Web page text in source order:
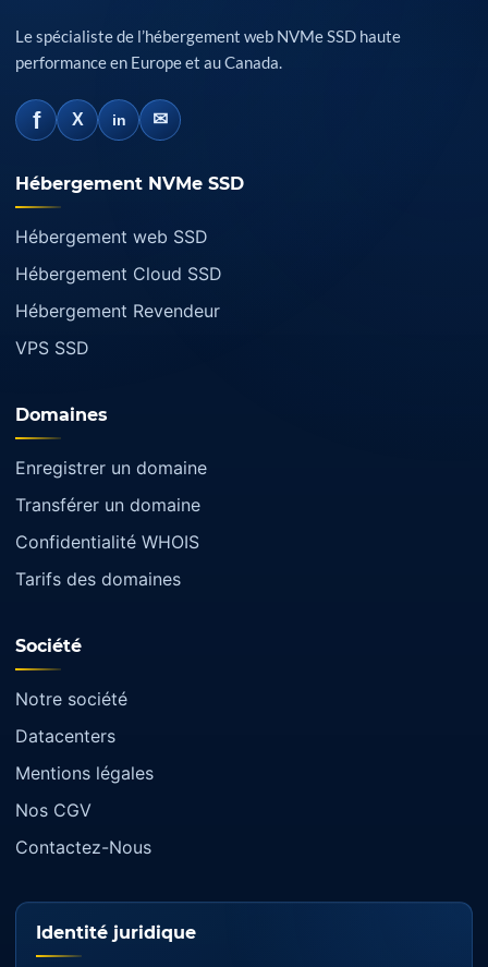
Le spécialiste de l’hébergement web NVMe SSD haute
performance en Europe et au Canada.
f X in ✉
Hébergement NVMe SSD
Hébergement web SSD
Hébergement Cloud SSD
Hébergement Revendeur
VPS SSD
Domaines
Enregistrer un domaine
Transférer un domaine
Confidentialité WHOIS
Tarifs des domaines
Société
Notre société
Datacenters
Mentions légales
Nos CGV
Contactez-Nous
Identité juridique